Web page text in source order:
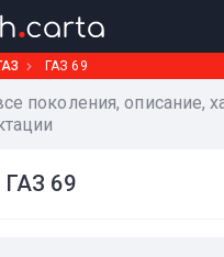
ГАЗ 69
поколения, описание,
ГАЗ 69